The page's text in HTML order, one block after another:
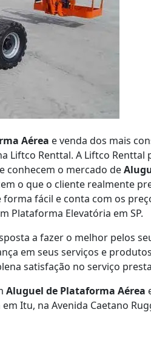
Aérea e venda dos mais
Liftco Renttal. A Liftco Renttal
conhecem o mercado de
o que o cliente realmente
forma fácil e conta com os
Plataforma Elevatória em SP.
a fazer o melhor pelos
em seus serviços e
satisfação no serviço
Aluguel de Plataforma Aérea
Itu, na Avenida Caetano